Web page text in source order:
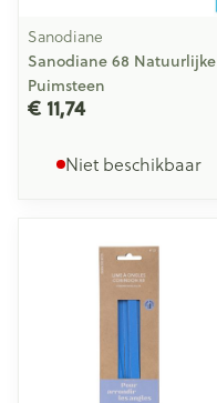
Sanodiane
Sanodiane 68 Natuurlijke
Puimsteen
€ 11,74
Niet beschikbaar